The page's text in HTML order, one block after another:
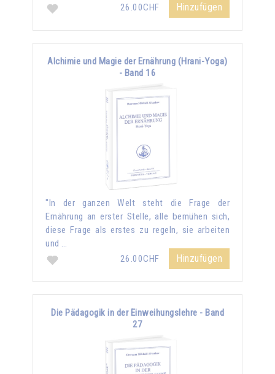
26.00CHF Hinzufügen
Alchimie und Magie der Ernährung (Hrani-Yoga)
- Band 16
"In der ganzen Welt steht die Frage der
Ernährung an erster Stelle, alle bemühen sich,
diese Frage als erstes zu regeln, sie arbeiten
und …
26.00CHF
Hinzufügen
Die Pädagogik in der Einweihungslehre - Band
27